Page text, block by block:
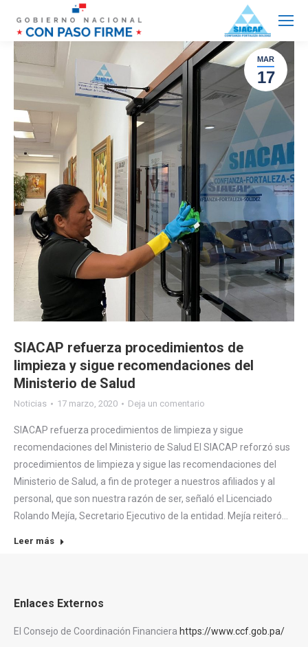
MAR
17
SIACAP refuerza procedimientos de
limpieza y sigue recomendaciones del
Ministerio de Salud
Noticias 17 marzo, 2020 Deja un comentario
SIACAP refuerza procedimientos de limpieza y sigue
recomendaciones del Ministerio de Salud El SIACAP reforzó sus
procedimientos de limpieza y sigue las recomendaciones del
Ministerio de Salud, a fin de proteger a nuestros afiliados y al
personal, que son nuestra razón de ser, señaló el Licenciado
Rolando Mejía, Secretario Ejecutivo de la entidad. Mejía reiteró…
Leer más
Enlaces Externos
El Consejo de Coordinación Financiera https://www.ccf.gob.pa/